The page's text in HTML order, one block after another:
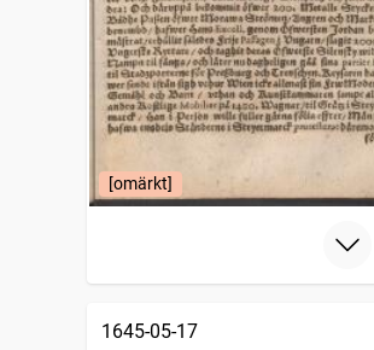
[omärkt]
1645-05-17